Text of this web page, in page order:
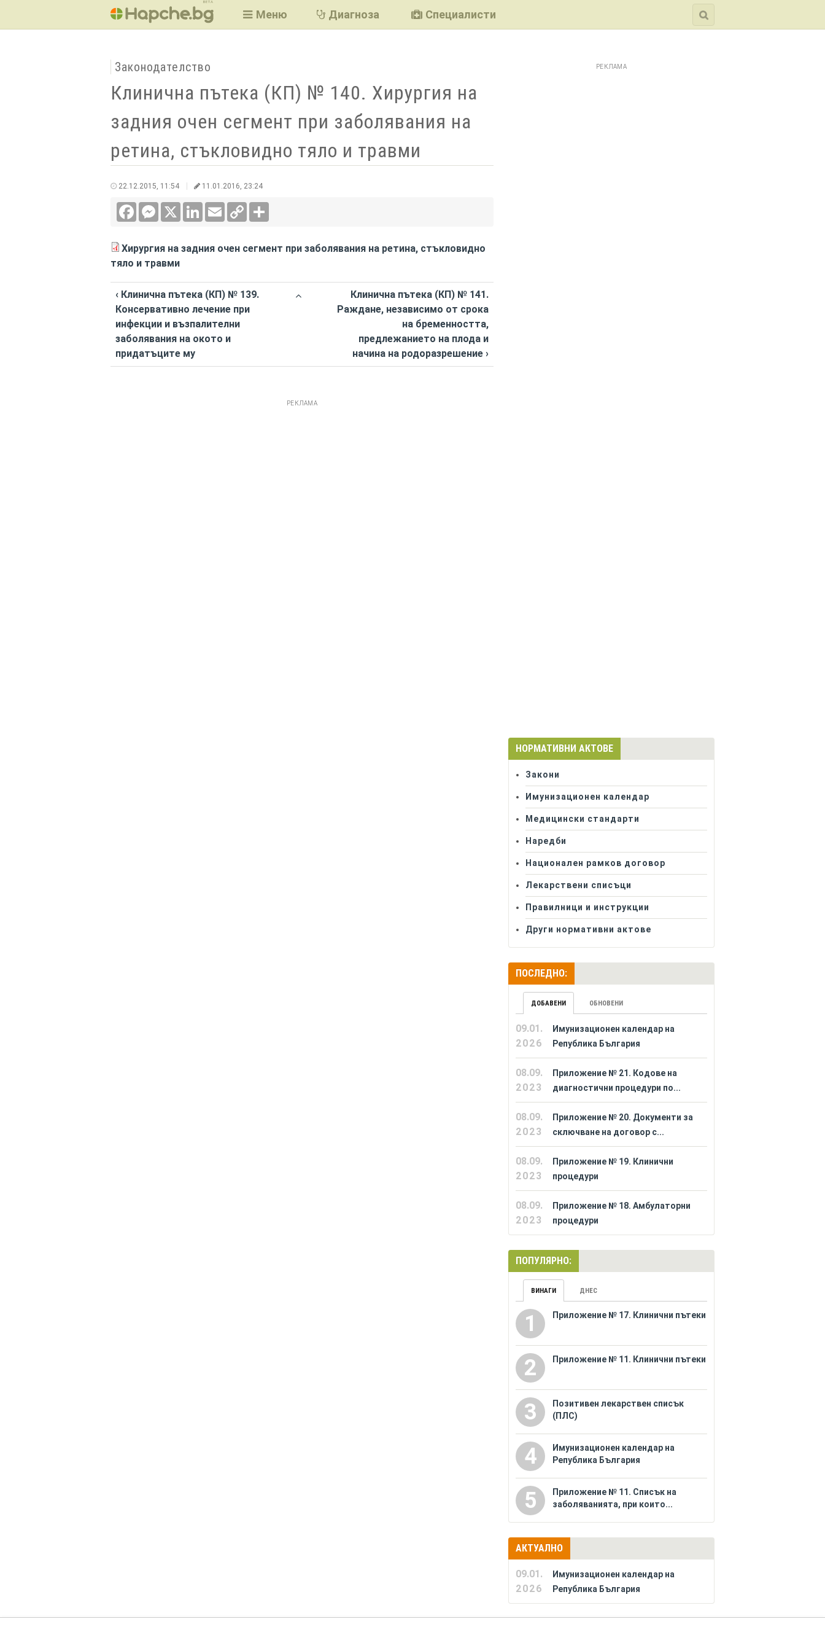
BETA
Меню Диагноза Специалисти
Законодателство
Клинична пътека (КП) № 140. Хирургия на
задния очен сегмент при заболявания на
ретина, стъкловидно тяло и травми
22.12.2015, 11:54 11.01.2016, 23:24
FacebookMessenger LinkedInEmail
Copy
Link
Хирургия на задния очен сегмент при заболявания на ретина, стъкловидно
тяло и травми
‹ Клинична пътека (КП) № 139.
Консервативно лечение при
инфекции и възпалителни
заболявания на окото и
придатъците му
Клинична пътека (КП) № 141.
Раждане, независимо от срока
на бременността,
предлежанието на плода и
начина на родоразрешение ›
РЕКЛАМА
РЕКЛАМА
НОРМАТИВНИ АКТОВЕ
Закони
Имунизационен календар
Медицински стандарти
Наредби
Национален рамков договор
Лекарствени списъци
Правилници и инструкции
Други нормативни актове
ПОСЛЕДНО:
ДОБАВЕНИ ОБНОВЕНИ
09.01.
2026
Имунизационен календар на
Република България
08.09.
2023
Приложение № 21. Кодове на
диагностични процедури по...
08.09.
2023
Приложение № 20. Документи за
сключване на договор с...
08.09.
2023
Приложение № 19. Клинични
процедури
08.09.
2023
Приложение № 18. Амбулаторни
процедури
ПОПУЛЯРНО:
ВИНАГИ ДНЕС
1 Приложение № 17. Клинични пътеки
2 Приложение № 11. Клинични пътеки
3
Позитивен лекарствен списък
(ПЛС)
4
Имунизационен календар на
Република България
5
Приложение № 11. Списък на
заболяванията, при които...
АКТУАЛНО
09.01.
2026
Имунизационен календар на
Република България